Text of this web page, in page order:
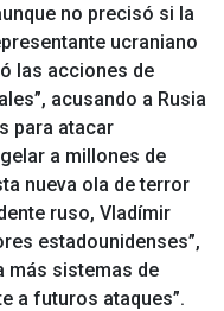
no precisó si la
ucraniano
las acciones de
acusando a Rusia
para atacar
a millones de
nueva ola de terror
ruso, Vladímir
estadounidenses”,
más sistemas de
a futuros ataques”.